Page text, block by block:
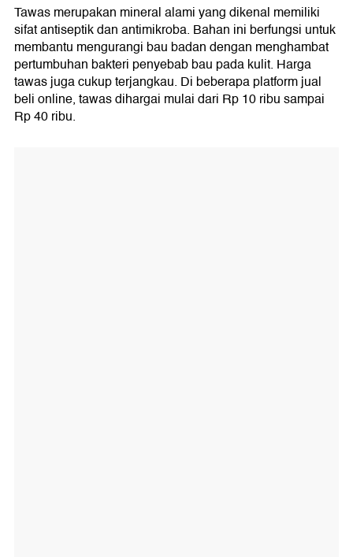
Tawas merupakan mineral alami yang dikenal memiliki
sifat antiseptik dan antimikroba. Bahan ini berfungsi untuk
membantu mengurangi bau badan dengan menghambat
pertumbuhan bakteri penyebab bau pada kulit. Harga
tawas juga cukup terjangkau. Di beberapa platform jual
beli online, tawas dihargai mulai dari Rp 10 ribu sampai
Rp 40 ribu.